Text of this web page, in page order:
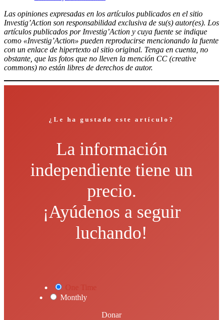
Las opiniones expresadas en los artículos publicados en el sitio
Investig’Action son responsabilidad exclusiva de su(s) autor(es). Los
artículos publicados por Investig’Action y cuya fuente se indique
como «Investig’Action» pueden reproducirse mencionando la fuente
con un enlace de hipertexto al sitio original. Tenga en cuenta, no
obstante, que las fotos que no lleven la mención CC (creative
commons) no están libres de derechos de autor.
¿Le ha gustado este artículo?
La información
independiente tiene un
precio.
¡Ayúdenos a seguir
luchando!
Monthly
Donar